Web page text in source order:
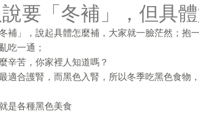
要「冬補」，但具
補」，說起具體怎麼補，大家就一臉茫然；抱
吃一通；
辛苦，你家裡人知道嗎？
適合護腎，而黑色入腎，所以冬季吃黑色食物
是各種黑色美食